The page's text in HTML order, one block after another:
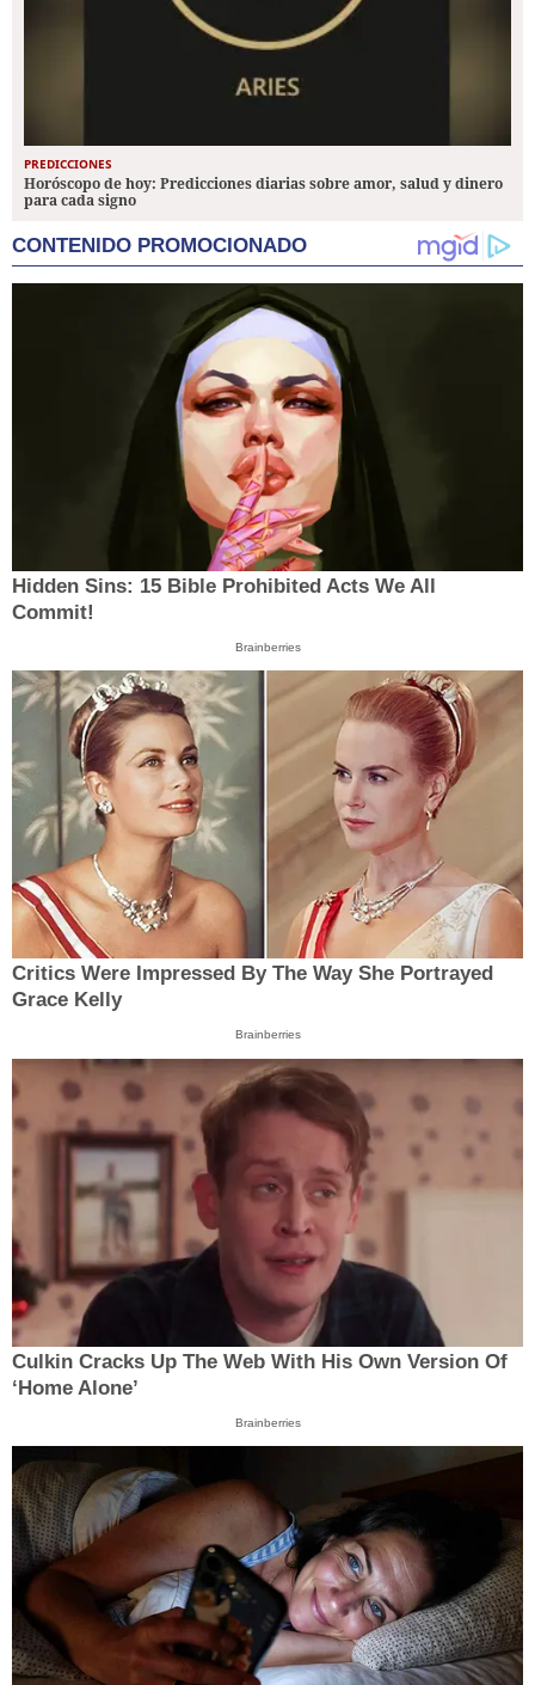
PREDICCIONES
Horóscopo de hoy: Predicciones diarias sobre amor, salud y dinero
para cada signo
CONTENIDO PROMOCIONADO
Hidden Sins: 15 Bible Prohibited Acts We All
Commit!
Brainberries
Critics Were Impressed By The Way She Portrayed
Grace Kelly
Brainberries
Culkin Cracks Up The Web With His Own Version Of
‘Home Alone’
Brainberries